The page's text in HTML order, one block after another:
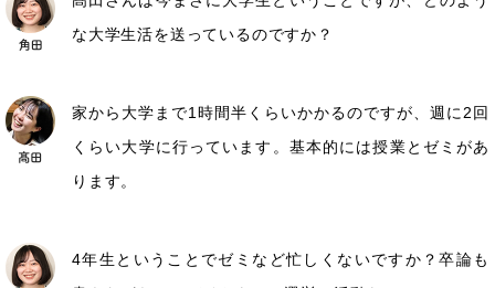
な大学生活を送っているのですか？
家から大学まで1時間半くらいかかるのですが、週に2回
くらい大学に行っています。基本的には授業とゼミがあ
ります。
4年生ということでゼミなど忙しくないですか？卒論も